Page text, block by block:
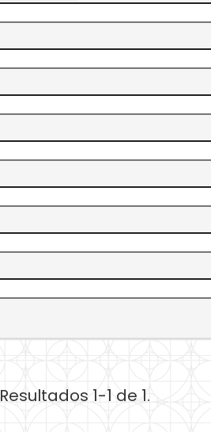
Resultados 1-1 de 1.